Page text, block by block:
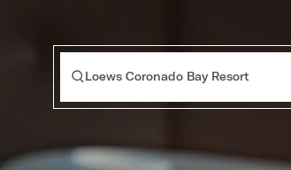
Loews Coronado Bay Resort